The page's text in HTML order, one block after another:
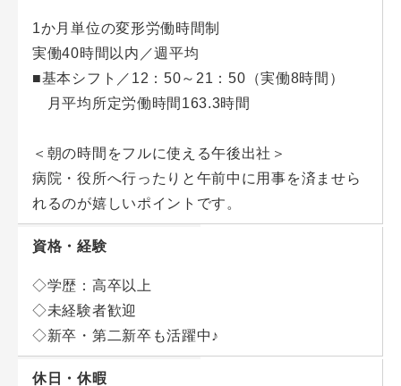
21:00…授業終了
生徒を見送り、残った業務を行います。
21:50…退社
け。講師の次に身近な存在として、中学受験が終了す
るまで寄り添います。
生徒との面談は講師が担当するのが基本ですが、生徒
に指名されて相談を聞く場面も。頼りにされるやりが
★業務一つひとつは3～6ヵ月程で覚えられますが1年
かけて独り立ちを目指して取り組んでいただく環境で
1か月単位の変形労働時間制
実働40時間以内／週平均
■基本シフト／12：50～21：50（実働8時間）
月平均所定労働時間163.3時間
＜朝の時間をフルに使える午後出社＞
病院・役所へ行ったりと午前中に用事を済ませら
れるのが嬉しいポイントです。
資格・経験
◇学歴：高卒以上
◇未経験者歓迎
◇新卒・第二新卒も活躍中♪
休日・休暇